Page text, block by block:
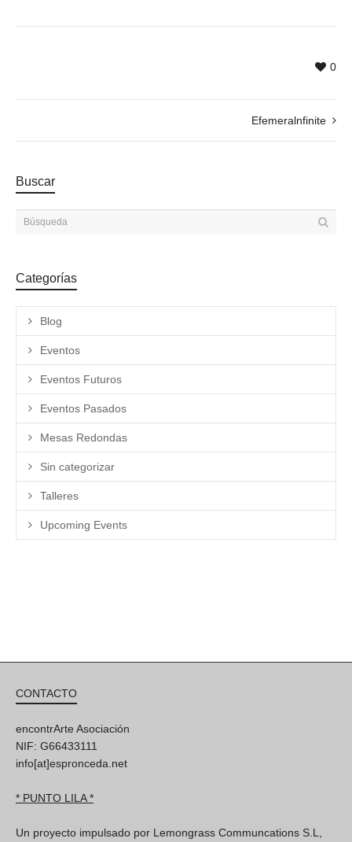
0
Efemeralnfinite
Buscar
Categorías
Blog
Eventos
Eventos Futuros
Eventos Pasados
Mesas Redondas
Sin categorizar
Talleres
Upcoming Events
CONTACTO
encontrArte Asociación
NIF: G66433111
info[at]espronceda.net
* PUNTO LILA *
Un proyecto impulsado por Lemongrass Communcations S.L,